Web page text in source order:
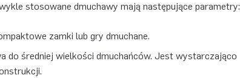
stosowane dmuchawy mają następujące parametry:
zamki lub gry dmuchane.
do średniej wielkości dmuchańców. Jest wystarczająco